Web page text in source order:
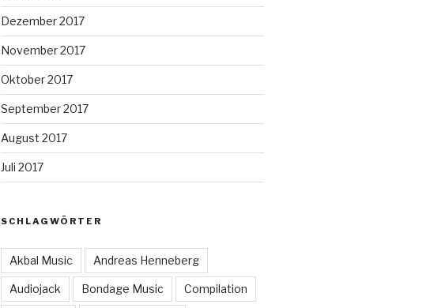
Dezember 2017
November 2017
Oktober 2017
September 2017
August 2017
Juli 2017
SCHLAGWÖRTER
Akbal Music Andreas Henneberg
Audiojack Bondage Music Compilation